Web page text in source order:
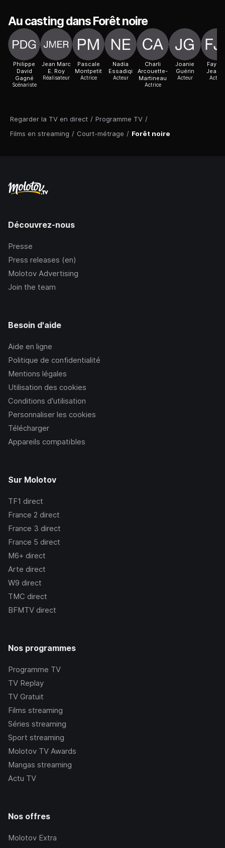
Regarder la TV en direct / Programme TV /
Films en streaming / Court-métrage / Forêt noire
Au casting dans Forêt noire
Philippe
David
Gagné
Scénariste
Jean Marc
E. Roy
Réalisateur
Pascale
Montpetit
Actrice
Nadia
Essadiqi
Acteur
Charli
Arcouette-
Martineau
Actrice
Joanie
Guérin
Acteur
Jean
Acteur
Découvrez-nous
Presse
Press releases (en)
Molotov Advertising
Join the team
Besoin d'aide
Aide en ligne
Politique de confidentialité
Mentions légales
Utilisation des cookies
Conditions d’utilisation
Personnaliser les cookies
Télécharger
Appareils compatibles
Sur Molotov
TF1 direct
France 2 direct
France 3 direct
France 5 direct
M6+ direct
Arte direct
W9 direct
TMC direct
BFMTV direct
Nos programmes
Programme TV
TV Replay
TV Gratuit
Films streaming
Séries streaming
Sport streaming
Molotov TV Awards
Mangas streaming
Actu TV
Nos offres
Molotov Extra